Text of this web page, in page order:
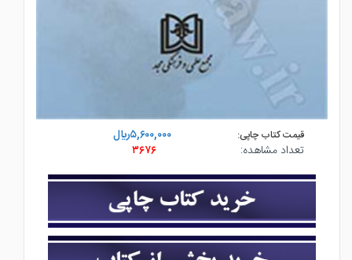
قیمت کتاب چاپی:
۵,۶۰۰,۰۰۰ريال
تعداد مشاهده:
۳۶۷۶